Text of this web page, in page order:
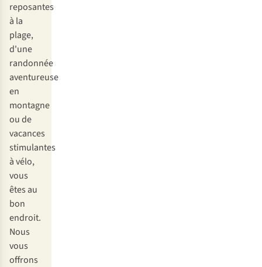
conseils
reposantes
à la
plage,
d'une
randonnée
aventureuse
en
montagne
ou de
vacances
stimulantes
à vélo,
vous
êtes au
bon
endroit.
Nous
vous
offrons